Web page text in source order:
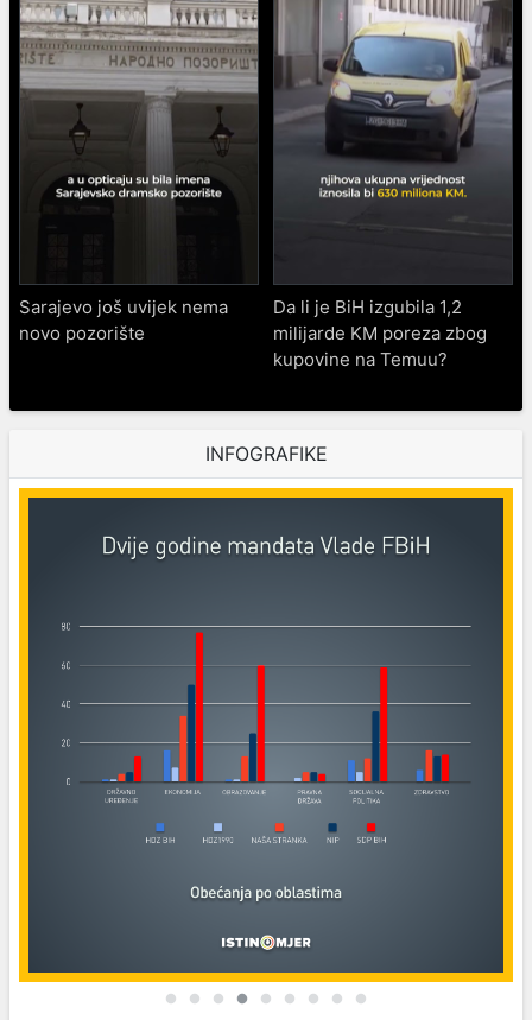
Sarajevo još uvijek nema
novo pozorište
Da li je BiH izgubila 1,2
milijarde KM poreza zbog
kupovine na Temuu?
INFOGRAFIKE